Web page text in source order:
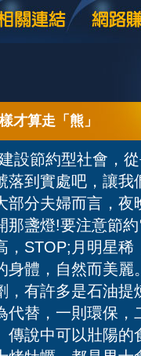
才算走「熊」
設節約型社會，
落到實處吧，讓
夫婦而言，夜
那盞燈!要注意節
，STOP;月明星
身體，自然而
，有許多是石油
代替，一則環保
中可以壯陽的